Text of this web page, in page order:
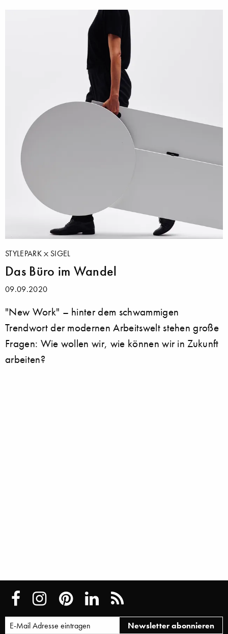
STYLEPARK SIGEL
Das Büro im Wandel
09.09.2020
"New Work" – hinter dem schwammigen
Trendwort der modernen Arbeitswelt stehen große
Fragen: Wie wollen wir, wie können wir in Zukunft
arbeiten?